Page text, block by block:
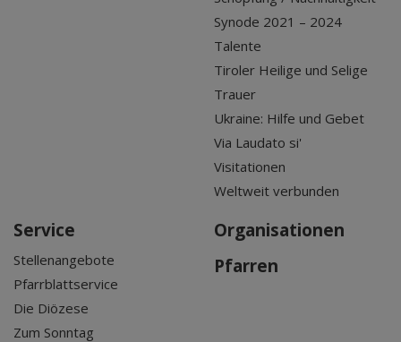
Synode 2021 – 2024
Talente
Tiroler Heilige und Selige
Trauer
Ukraine: Hilfe und Gebet
Via Laudato si'
Visitationen
Weltweit verbunden
Service
Stellenangebote
Pfarrblattservice
Die Diözese
Zum Sonntag
Organisationen
Pfarren